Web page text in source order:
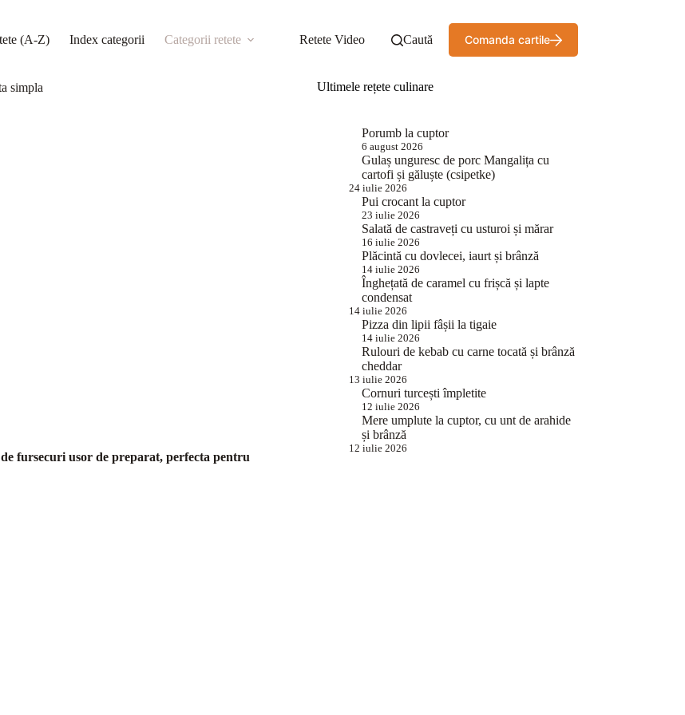
(A-Z) Index categorii Categorii retete Retete Video Caută Comanda cartile
simpla
fursecuri usor de preparat, perfecta pentru
Ultimele rețete culinare
Porumb la cuptor
6 august 2026
Gulaș unguresc de porc Mangalița cu
cartofi și găluște (csipetke)
24 iulie 2026
Pui crocant la cuptor
23 iulie 2026
Salată de castraveți cu usturoi și mărar
16 iulie 2026
Plăcintă cu dovlecei, iaurt și brânză
14 iulie 2026
Înghețată de caramel cu frișcă și lapte
condensat
14 iulie 2026
Pizza din lipii fâșii la tigaie
14 iulie 2026
Rulouri de kebab cu carne tocată și brânză
cheddar
13 iulie 2026
Cornuri turcești împletite
12 iulie 2026
Mere umplute la cuptor, cu unt de arahide
și brânză
12 iulie 2026